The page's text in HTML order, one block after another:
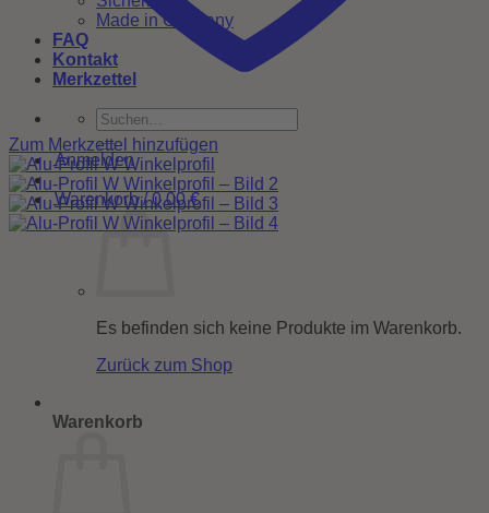
Made in Germany
FAQ
Kontakt
Merkzettel
Suchen
nach:
Anmelden
Warenkorb /0,00€
Es befinden sich keine Produkte im Warenkorb.
Zurück zum Shop
Warenkorb
Zum Merkzettel hinzufügen